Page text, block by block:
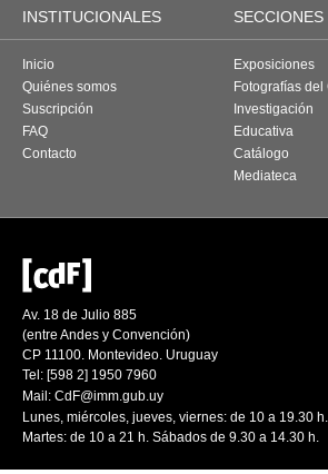
INSTITUCIONALES SECCIONES
Inicio
Quiénes somos
Suscripción
FAQ
Contacto
Exposiciones
Fotografías del
Investigación
Educativa
Catálogo
Mediateca
Av. 18 de Julio 885
(entre Andes y Convención)
CP 11100. Montevideo. Uruguay
Tel: [598 2] 1950 7960
Mail: CdF@imm.gub.uy
Lunes, miércoles, jueves, viernes: de 10 a 19.30 h.
Martes: de 10 a 21 h. Sábados de 9.30 a 14.30 h.